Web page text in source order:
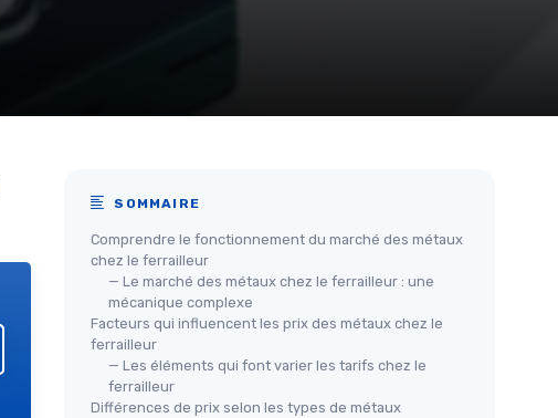
SOMMAIRE
Comprendre le fonctionnement du marché des métaux
chez le ferrailleur
— Le marché des métaux chez le ferrailleur : une
mécanique complexe
Facteurs qui influencent les prix des métaux chez le
ferrailleur
— Les éléments qui font varier les tarifs chez le
ferrailleur
Différences de prix selon les types de métaux